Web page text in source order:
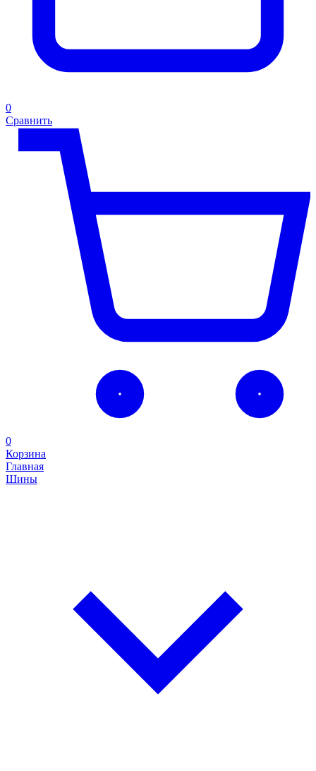
0
Сравнить
0
Корзина
Главная
Шины